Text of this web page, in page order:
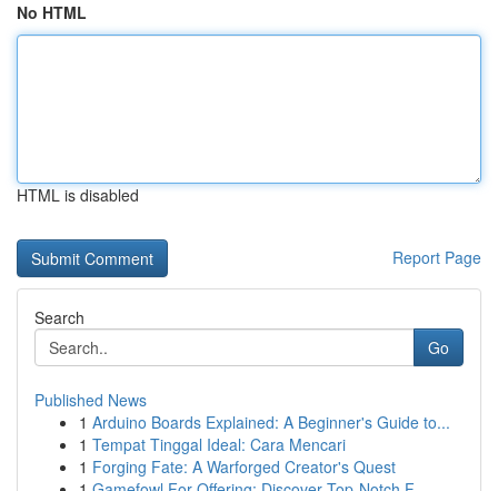
No HTML
HTML is disabled
Report Page
Search
Go
Published News
1 Arduino Boards Explained: A Beginner's Guide to...
1 Tempat Tinggal Ideal: Cara Mencari
1 Forging Fate: A Warforged Creator's Quest